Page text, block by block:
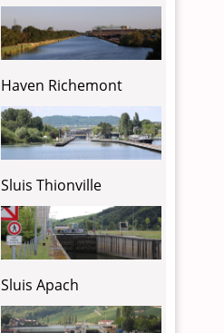
Haven Richemont
Sluis Thionville
Sluis Apach